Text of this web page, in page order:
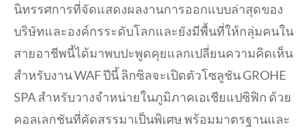
นิทรรศการที่จัดแสดงผลงานการออกแบบล่าสุดของ
บริษัทและองค์กรระดับโลกและยังมีพื้นที่ให้กลุ่มคนใน
สายอาชีพนี้ได้มาพบปะพูดคุยแลกเปลี่ยนความคิดเห็น
สำหรับงาน WAF ปีนี้ ลิกซิลจะเปิดตัวโซลูชัน GROHE
SPA สำหรับวางจำหน่ายในภูมิภาคเอเชียแปซิฟิก ด้วย
คอลเลกชันที่คัดสรรมาเป็นพิเศษ พร้อมมาตรฐานและ